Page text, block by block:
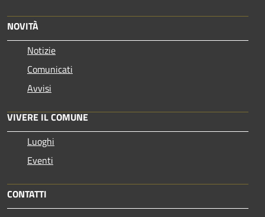
NOVITÀ
Notizie
Comunicati
Avvisi
VIVERE IL COMUNE
Luoghi
Eventi
CONTATTI